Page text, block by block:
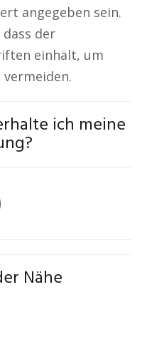
angegeben sein.
der
einhält, um
ich meine
Nähe